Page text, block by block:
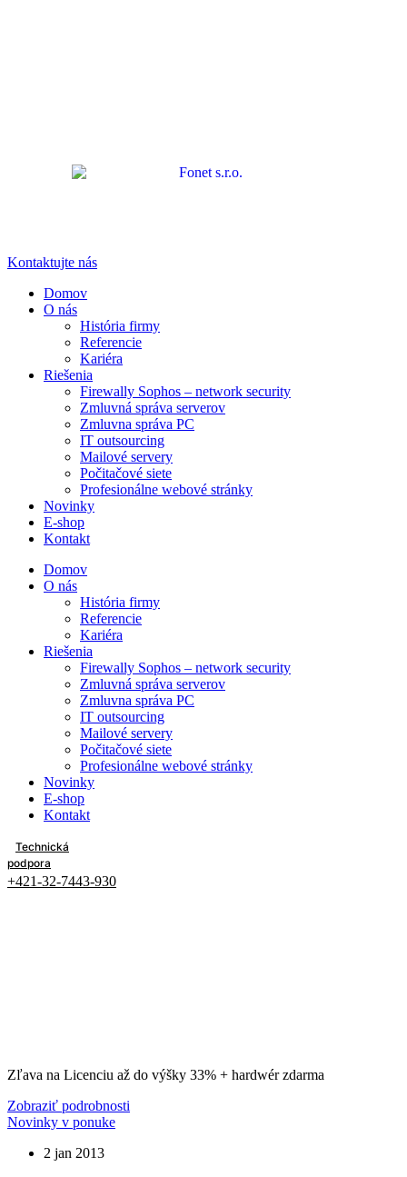
Kontaktujte nás
Domov
O nás
História firmy
Referencie
Kariéra
Riešenia
Firewally Sophos – network security
Zmluvná správa serverov
Zmluvna správa PC
IT outsourcing
Mailové servery
Počitačové siete
Profesionálne webové stránky
Novinky
E-shop
Kontakt
Domov
O nás
História firmy
Referencie
Kariéra
Riešenia
Firewally Sophos – network security
Zmluvná správa serverov
Zmluvna správa PC
IT outsourcing
Mailové servery
Počitačové siete
Profesionálne webové stránky
Novinky
E-shop
Kontakt
Technická
podpora
+421-32-7443-930
Zľava na Licenciu až do výšky 33% + hardwér zdarma
Zobraziť podrobnosti
Novinky v ponuke
2 jan 2013